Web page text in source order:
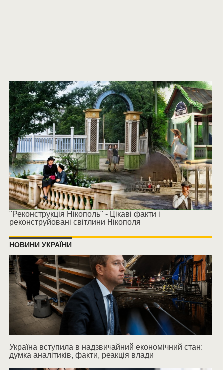
"Реконструкція Нікополь" - Цікаві факти і
реконструйовані світлини Нікополя
НОВИНИ УКРАЇНИ
Україна вступила в надзвичайний економічний стан:
думка аналітиків, факти, реакція влади